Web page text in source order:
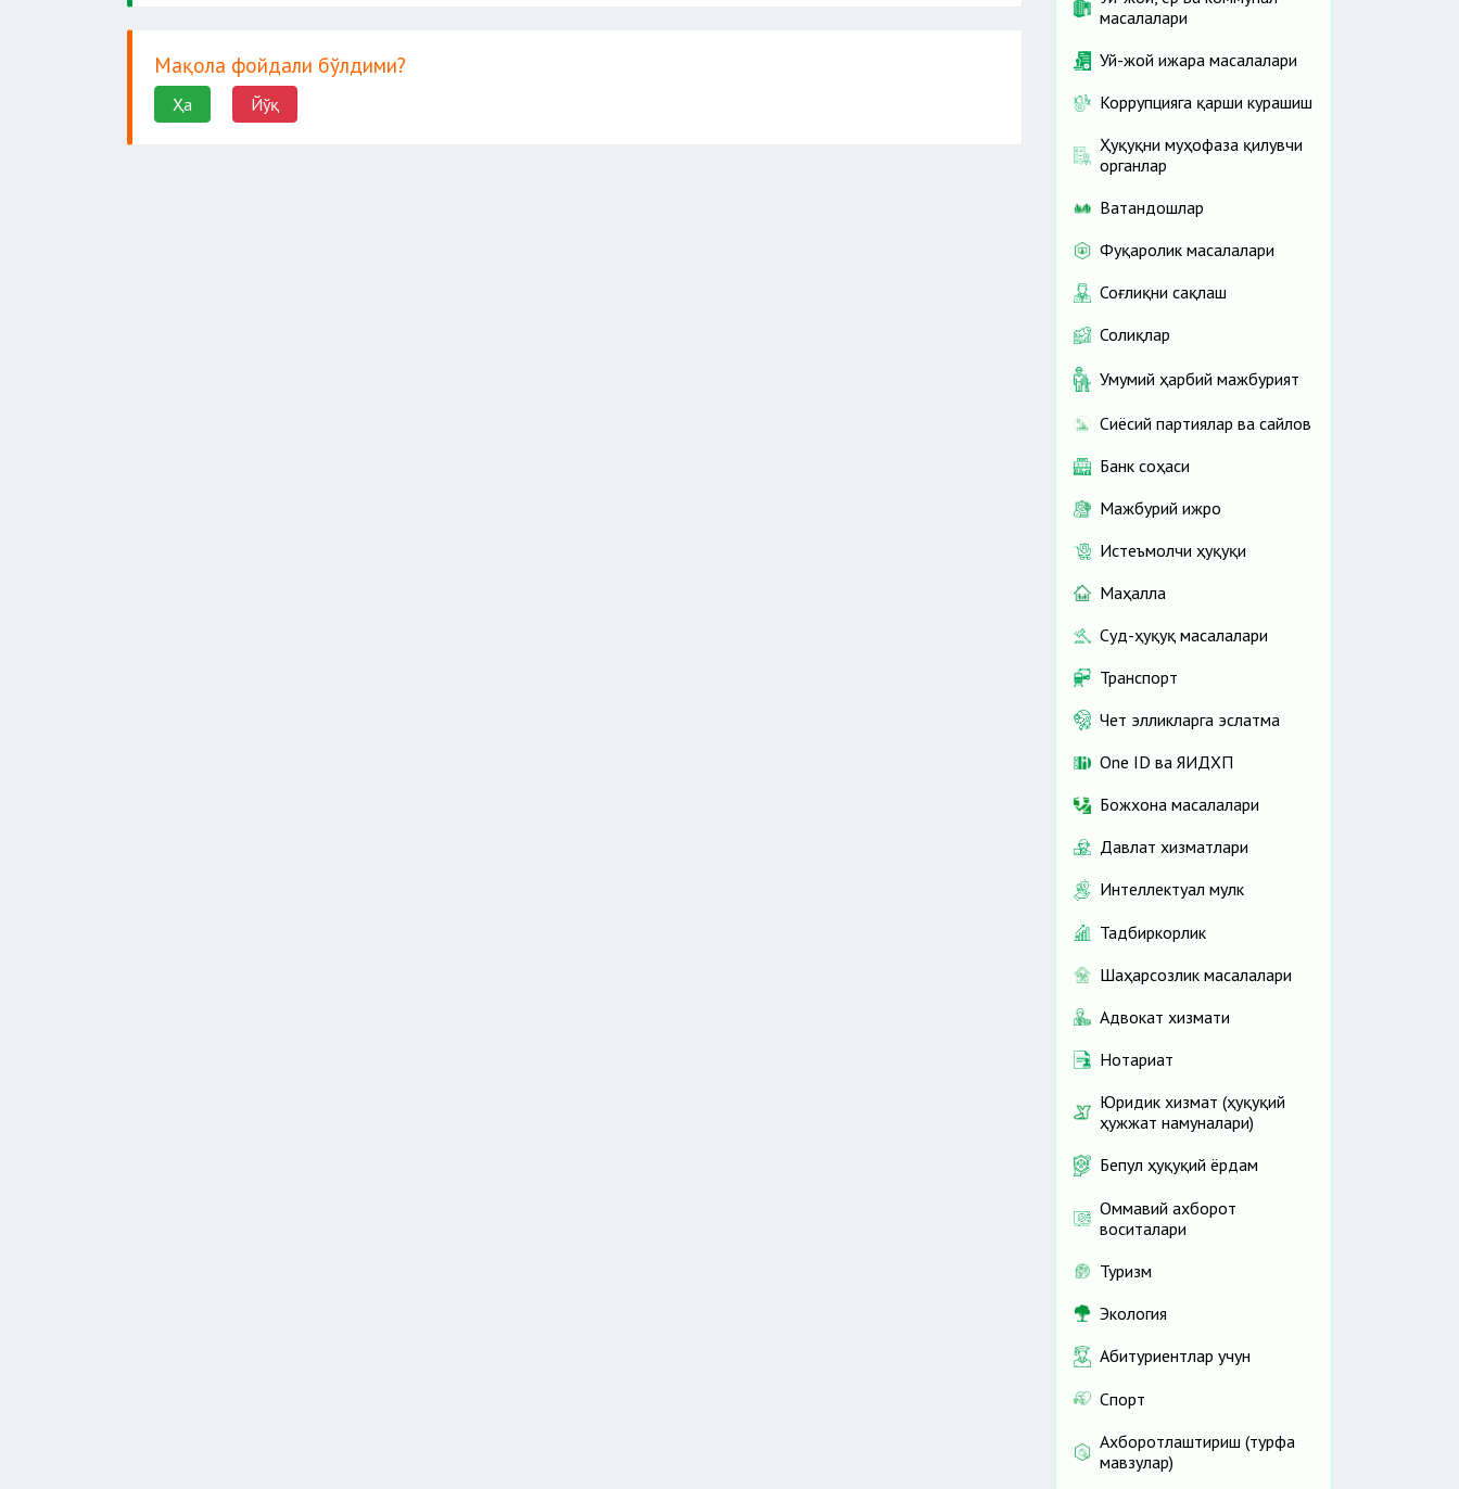
Мақола фойдали бўлдими?
Ҳа Йўқ
масалалари
Уй-жой ижара масалалари
Коррупцияга қарши курашиш
Ҳуқуқни муҳофаза қилувчи
органлар
Ватандошлар
Фуқаролик масалалари
Соғлиқни сақлаш
Солиқлар
Умумий ҳарбий мажбурият
Сиёсий партиялар ва сайлов
Банк соҳаси
Мажбурий ижро
Истеъмолчи ҳуқуқи
Маҳалла
Суд-ҳуқуқ масалалари
Транспорт
Чет элликларга эслатма
One ID ва ЯИДХП
Божхона масалалари
Давлат хизматлари
Интеллектуал мулк
Тадбиркорлик
Шаҳарсозлик масалалари
Адвокат хизмати
Нотариат
Юридик хизмат (ҳуқуқий
ҳужжат намуналари)
Бепул ҳуқуқий ёрдам
Оммавий ахборот
воситалари
Туризм
Экология
Абитуриентлар учун
Спорт
Ахборотлаштириш (турфа
мавзулар)